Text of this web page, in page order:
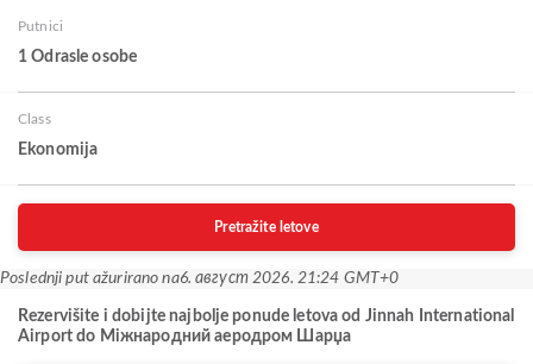
Putnici
1 Odrasle osobe
Class
Ekonomija
Pretražite letove
Poslednji put ažurirano na6. август 2026. 21:24 GMT+0
Rezervišite i dobijte najbolje ponude letova od Jinnah International
Airport do Міжнародний аеродром Шарџа